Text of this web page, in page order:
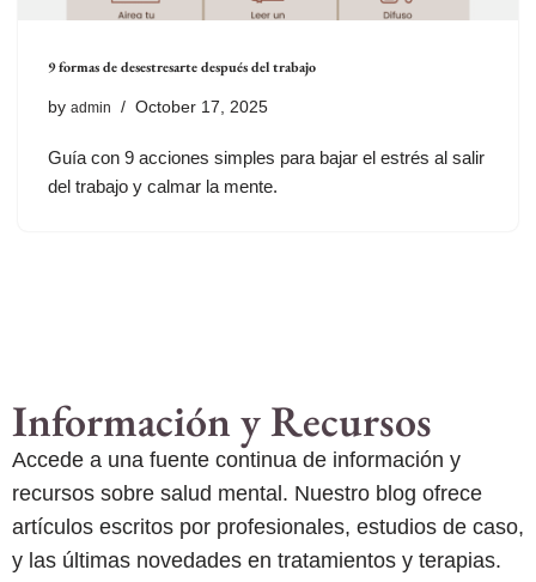
9 formas de desestresarte después del trabajo
by admin October 17, 2025
Guía con 9 acciones simples para bajar el estrés al salir
del trabajo y calmar la mente.
Información y Recursos
Accede a una fuente continua de información y
recursos sobre salud mental. Nuestro blog ofrece
artículos escritos por profesionales, estudios de caso,
y las últimas novedades en tratamientos y terapias.